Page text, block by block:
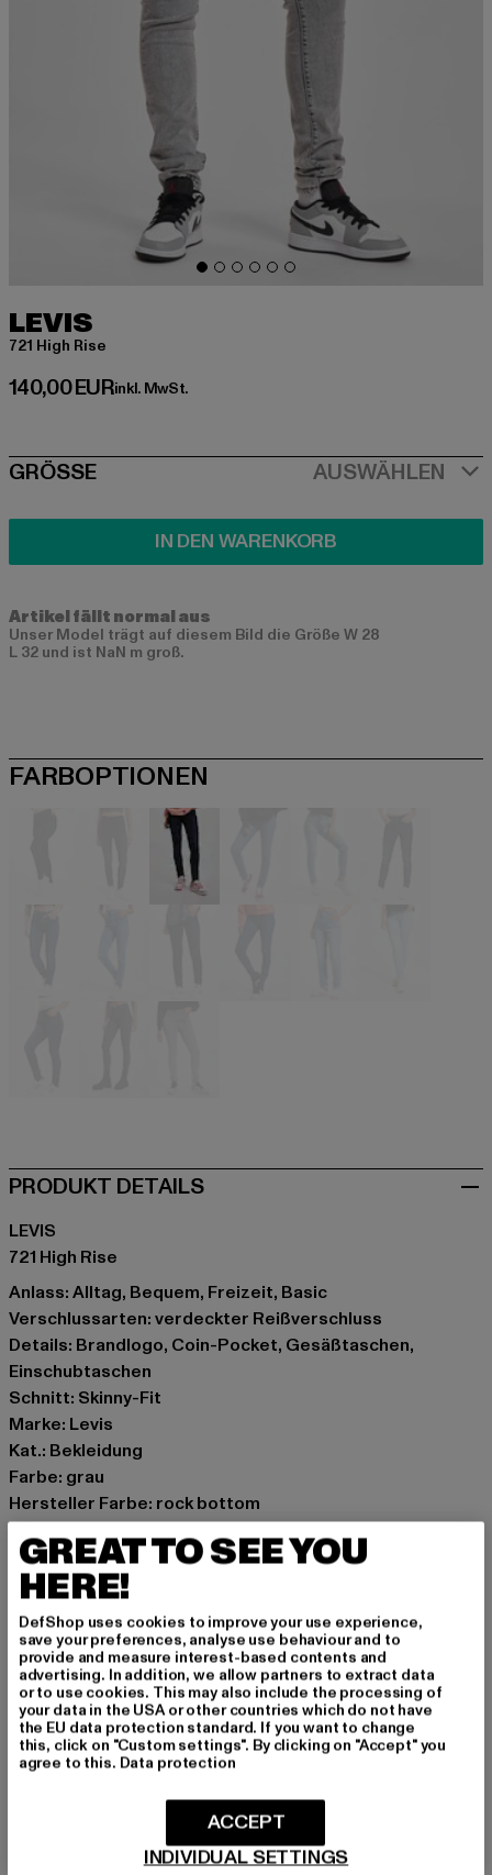
LEVIS
721 High Rise
140,00 EUR
Derzeitiger Preis: 140,00 EUR
inkl. MwSt.
SIZE
GRÖSSE AUSWÄHLEN
IN DEN WARENKORB
Artikel fällt normal aus
Unser Model trägt auf diesem Bild die Größe W 28
L 32 und ist NaN m groß.
FARBOPTIONEN
PRODUKT DETAILS
LEVIS
721 High Rise
Anlass: Alltag, Bequem, Freizeit, Basic
Verschlussarten: verdeckter Reißverschluss
Details: Brandlogo, Coin-Pocket, Gesäßtaschen,
Einschubtaschen
Schnitt: Skinny-Fit
Marke: Levis
Kat.: Bekleidung
Farbe: grau
Hersteller Farbe: rock bottom
Materialzusammensetzung: 70% Lyocell, 18% Polyester,
10% Baumwolle, 2% Elasthan
Art.Nr: 18882-09079
Hersteller: Levi Strauss & Co. BV |privacy@levi.com
Leonardo Da Vincilaan 19 | 1831 Diegem | BE
GRÖSSE & PASSFORM
LIEFERUNG & RÜCKGABE
GREAT TO SEE YOU
HERE!
DefShop uses cookies to improve your use experience,
save your preferences, analyse use behaviour and to
provide and measure interest-based contents and
advertising. In addition, we allow partners to extract data
or to use cookies. This may also include the processing of
your data in the USA or other countries which do not have
the EU data protection standard. If you want to change
this, click on "Custom settings". By clicking on "Accept" you
agree to this. Data protection
INDIVIDUAL SETTINGS
ACCEPT